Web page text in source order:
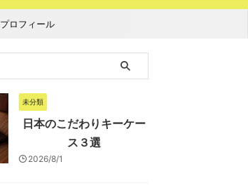
プロフィール
未分類
日本のこだわりキーケー
ス３選
2026/8/1